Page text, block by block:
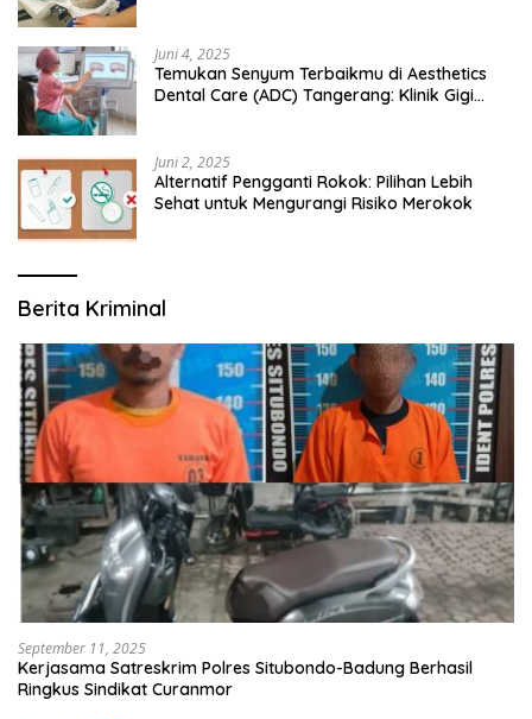
Juni 4, 2025
Temukan Senyum Terbaikmu di Aesthetics
Dental Care (ADC) Tangerang: Klinik Gigi
Juni 2, 2025
Alternatif Pengganti Rokok: Pilihan Lebih
Sehat untuk Mengurangi Risiko Merokok
Berita Kriminal
September 11, 2025
Kerjasama Satreskrim Polres Situbondo-Badung Berhasil
Ringkus Sindikat Curanmor